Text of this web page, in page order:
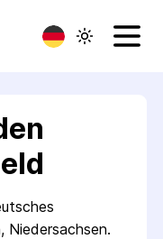
Niedersachsen.